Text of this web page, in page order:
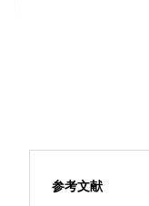
参考文献